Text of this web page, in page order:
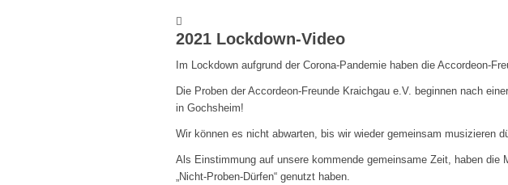
2021 Lockdown-Video
Im Lockdown aufgrund der Corona-Pandemie haben die Accordeon-
Die Proben der Accordeon-Freunde Kraichgau e.V. beginnen nach
in Gochsheim!
Wir können es nicht abwarten, bis wir wieder gemeinsam musizieren
Als Einstimmung auf unsere kommende gemeinsame Zeit, haben
„Nicht-Proben-Dürfen“ genutzt haben.